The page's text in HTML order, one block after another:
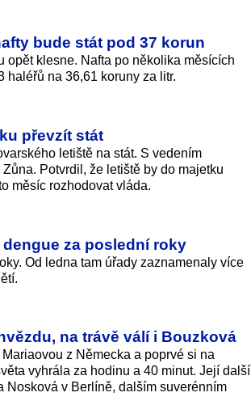
bude stát pod 37 korun
opět klesne. Nafta po několika měsících
haléřů na 36,61 koruny za litr.
převzít stát
letiště na stát. S vedením
Potvrdil, že letiště by do majetku
měsíc rozhodovat vláda.
za poslední roky
Od ledna tam úřady zaznamenaly více
na trávě válí i Bouzková
z Německa a poprvé si na
vyhrála za hodinu a 40 minut. Její další
Nosková v Berlíně, dalším suverénním